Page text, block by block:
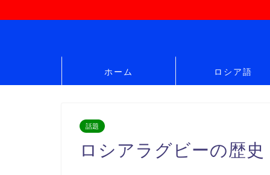
ホーム ロシア語
話題
ロシアラグビーの歴史